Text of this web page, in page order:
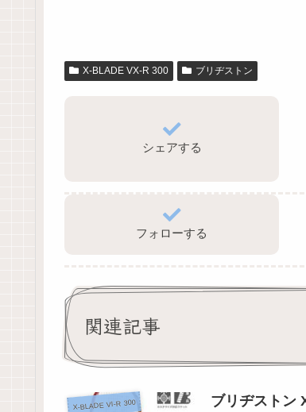
X-BLADE VX-R 300 ブリヂストン
シェアする
フォローする
関連記事
X-BLADE VI-R 300
ブリヂストン